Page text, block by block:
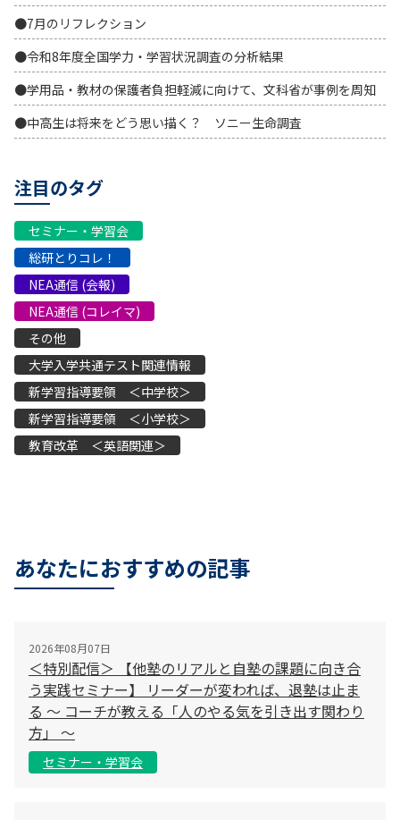
●7月のリフレクション
●令和8年度全国学力・学習状況調査の分析結果
●学用品・教材の保護者負担軽減に向けて、文科省が事例を周知
●中高生は将来をどう思い描く？ ソニー生命調査
注目のタグ
セミナー・学習会
総研とりコレ！
NEA通信 (会報)
NEA通信 (コレイマ)
その他
大学入学共通テスト関連情報
新学習指導要領 ＜中学校＞
新学習指導要領 ＜小学校＞
教育改革 ＜英語関連＞
あなたにおすすめの記事
2026年08月07日
＜特別配信＞ 【他塾のリアルと自塾の課題に向き合
う実践セミナー】 リーダーが変われば、退塾は止ま
る 〜 コーチが教える「人のやる気を引き出す関わり
方」 〜
セミナー・学習会